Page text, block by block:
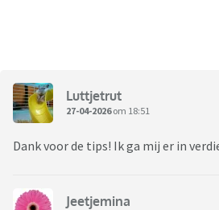
Luttjetrut
27-04-2026om 18:51
Dank voor de tips! Ik ga mij er in
Jeetjemina